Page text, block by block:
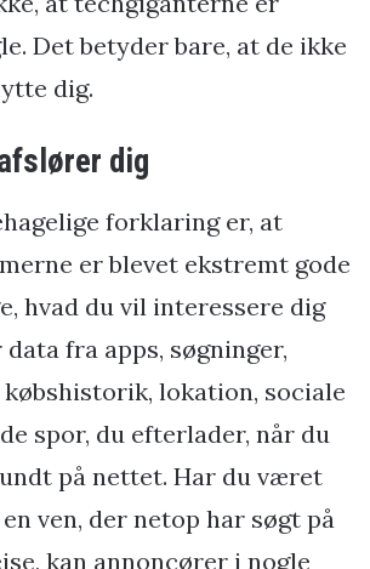
Det betyder bare, at de ikke
dig.
dig
forklaring er, at
er blevet ekstremt gode
hvad du vil interessere dig
fra apps, søgninger,
lokation, sociale
spor, du efterlader, når du
på nettet. Har du været
ven, der netop har søgt på
kan annoncører i nogle